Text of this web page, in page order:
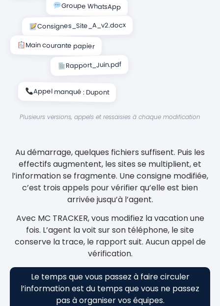
Groupe WhatsApp
Consignes_Site_A_v2.docx
Main courante papier
Rapport_Juin.pdf
Appel manqué : Dupont
Plusieurs versions, appels et ressaisies à chaque modification
Au démarrage, quelques fichiers suffisent. Puis les
effectifs augmentent, les sites se multiplient, et
l’information se fragmente. Une consigne modifiée,
c’est trois appels pour vérifier qu’elle est bien
arrivée jusqu’à l’agent.
Avec MC TRACKER, vous modifiez la vacation une
fois. L’agent la voit sur son téléphone, le site
conserve la trace, le rapport suit. Aucun appel de
vérification.
Le temps que vous passez à faire circuler
l’information est du temps que vous ne passez
pas à organiser vos équipes.